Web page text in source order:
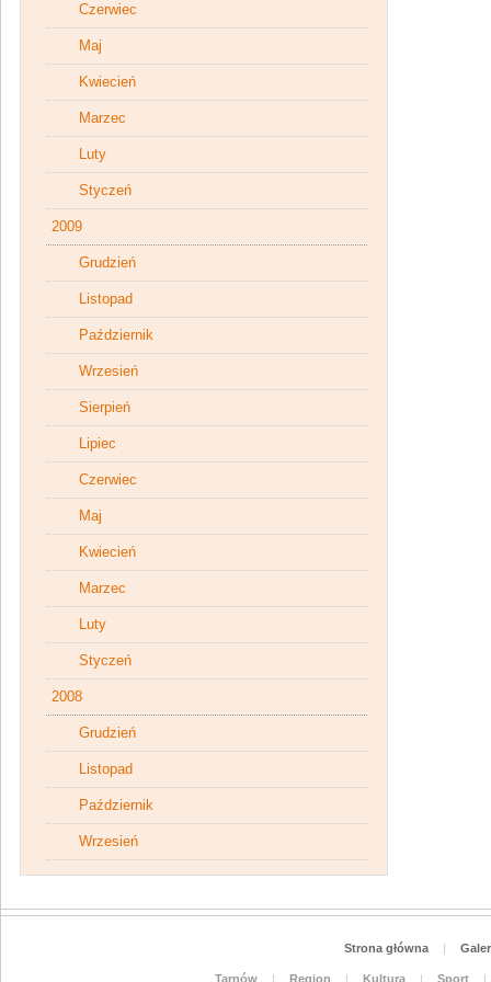
Czerwiec
Maj
Kwiecień
Marzec
Luty
Styczeń
2009
Grudzień
Listopad
Październik
Wrzesień
Sierpień
Lipiec
Czerwiec
Maj
Kwiecień
Marzec
Luty
Styczeń
2008
Grudzień
Listopad
Październik
Wrzesień
Strona główna |
Tarnów | Region | Kultura | Sport
|